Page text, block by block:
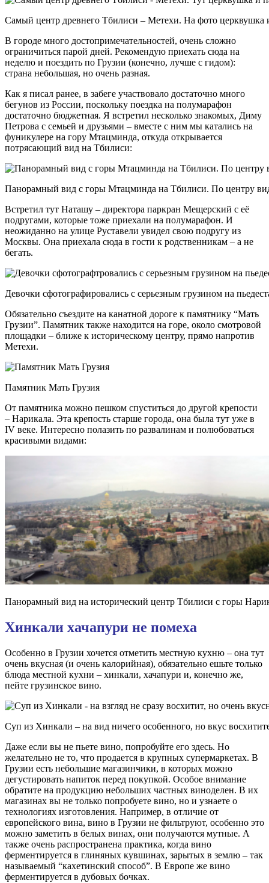
Самый центр древнего Тбилиси – Метехи. На фото церквушка
В городе много достопримечательностей, очень сложно
ограничиться парой дней. Рекомендую приехать сюда на
неделю и поездить по Грузии (конечно, лучше с гидом):
страна небольшая, но очень разная.
Как я писал ранее, в забеге участвовало достаточно много
бегунов из России, поскольку поездка на полумарафон
достаточно бюджетная. Я встретил несколько знакомых, Диму
Петрова с семьей и друзьями – вместе с ним мы катались на
фуникулере на гору Мтацминда, откуда открывается
потрясающий вид на Тбилиси:
Панорамный вид с горы Мтацминда на Тбилиси. По центру
Встретил тут Наташу – директора паркран Мещерский с её
подругами, которые тоже приехали на полумарафон. И
неожиданно на улице Руставели увидел свою подругу из
Москвы. Она приехала сюда в гости к родственникам – а не
бегать.
Девочки сфотографировались с серьезным грузином на
Обязательно съездите на канатной дороге к памятнику “Мать
Грузии”. Памятник также находится на горе, около смотровой
площадки – ближе к историческому центру, прямо напротив
Метехи.
Памятник Мать Грузия
От памятника можно пешком спуститься до другой крепости
– Нарикала. Эта крепость старше города, она была тут уже в
IV веке. Интересно полазить по развалинам и полюбоваться
красивыми видами:
Панорамный вид на исторический центр Тбилиси с горы
Хинкали хачапури не помеха
Особенно в Грузии хочется отметить местную кухню – она тут
очень вкусная (и очень калорийная), обязательно ешьте только
блюда местной кухни – хинкали, хачапури и, конечно же,
пейте грузинское вино.
Суп из Хинкали – на вид ничего особенного, но вкус
Даже если вы не пьете вино, попробуйте его здесь. Но
желательно не то, что продается в крупных супермаркетах. В
Грузии есть небольшие магазинчики, в которых можно
дегустировать напиток перед покупкой. Особое внимание
обратите на продукцию небольших частных виноделен. В их
магазинах вы не только попробуете вино, но и узнаете о
технологиях изготовления. Например, в отличие от
европейского вина, вино в Грузии не фильтруют, особенно это
можно заметить в белых винах, они получаются мутные. А
также очень распространена практика, когда вино
ферментируется в глиняных кувшинах, зарытых в землю – так
называемый “кахетинский способ”. В Европе же вино
ферментируется в дубовых бочках.